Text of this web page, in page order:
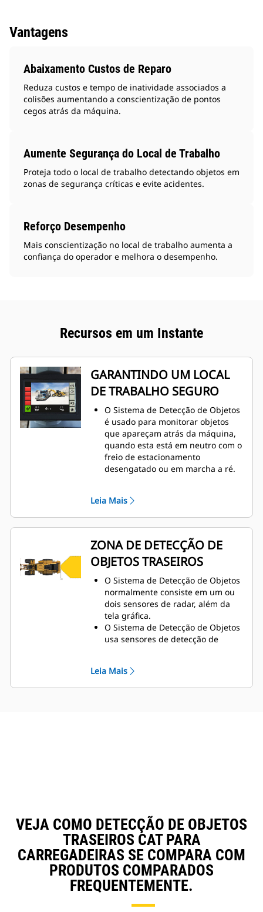
Vantagens
Abaixamento Custos de Reparo
Reduza custos e tempo de inatividade associados a
colisões aumentando a conscientização de pontos
cegos atrás da máquina.
Aumente Segurança do Local de Trabalho
Proteja todo o local de trabalho detectando objetos em
zonas de segurança críticas e evite acidentes.
Reforço Desempenho
Mais conscientização no local de trabalho aumenta a
confiança do operador e melhora o desempenho.
Recursos em um Instante
GARANTINDO UM LOCAL
DE TRABALHO SEGURO
O Sistema de Detecção de Objetos
é usado para monitorar objetos
que apareçam atrás da máquina,
quando esta está em neutro com o
freio de estacionamento
desengatado ou em marcha a ré.
que proporciona um sistema de
segurança de dois tiers.
O indicador de status do sistema
de radar é exibido no lado
esquerdo da tela. Dependendo do
nível de atividade e do estado da
detecção, o indicador de status
será exibido na cor verde, amarela
ou vermelha.
As barras de proximidade de
detecção do objeto oferecem cinco
níveis de advertência para indicar
a proximidade de um objeto.
frequentemente à medida que a
Leia Mais
ZONA DE DETECÇÃO DE
OBJETOS TRASEIROS
O Sistema de Detecção de Objetos
normalmente consiste em um ou
dois sensores de radar, além da
tela gráfica.
O Sistema de Detecção de Objetos
usa sensores de detecção de
área de trabalho próxima da
máquina.
Leia Mais
VEJA COMO DETECÇÃO DE OBJETOS
TRASEIROS CAT PARA
CARREGADEIRAS SE COMPARA COM
PRODUTOS COMPARADOS
FREQUENTEMENTE.